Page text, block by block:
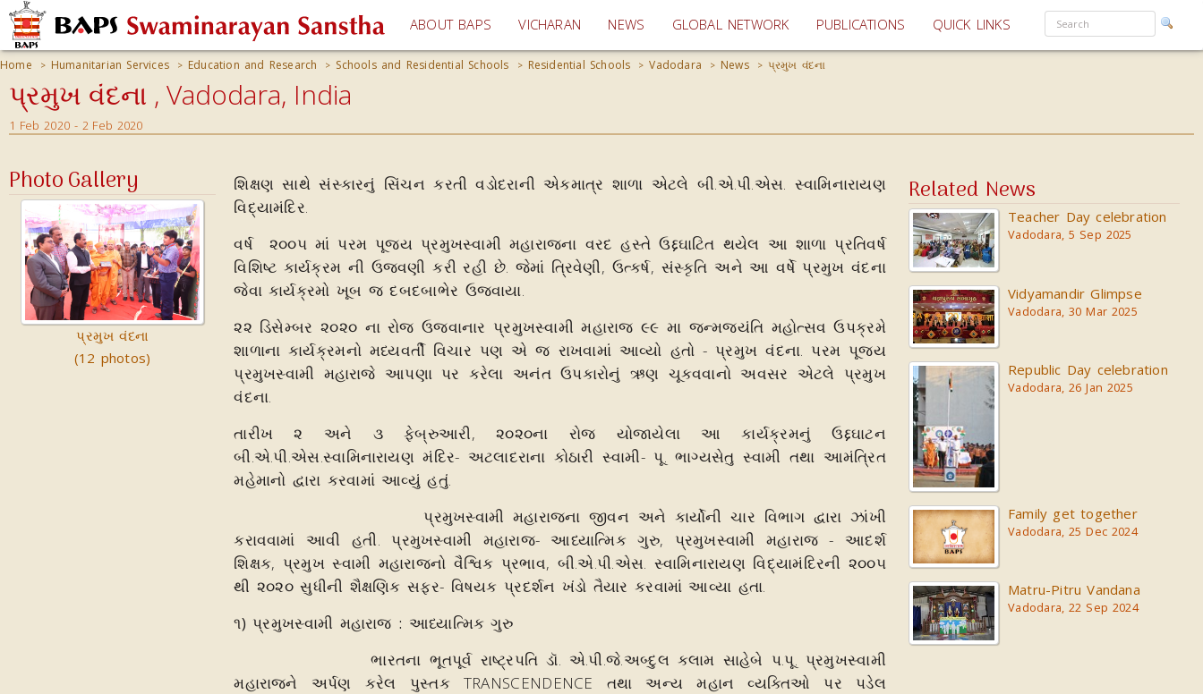
ABOUT BAPS VICHARAN (current)
NEWS GLOBAL NETWORK PUBLICATIONS QUICK LINKS
Home > Humanitarian Services > Education and Research > Schools and Residential Schools > Residential Schools > Vadodara > News > પ્રમુખ વંદના
પ્રમુખ વંદના , Vadodara, India
1 Feb 2020 - 2 Feb 2020
Photo Gallery
પ્રમુખ વંદના
(12 photos)
શિક્ષણ સાથે સંસ્કારનું સિંચન કરતી વડોદરાની એકમાત્ર શાળા એટલે બી.એ.પી.એસ. સ્વામિનારાયણ
વિદ્યામંદિર.
વર્ષ ૨૦૦૫ માં પરમ પૂજ્ય પ્રમુખસ્વામી મહારાજના વરદ હસ્તે ઉદ્દઘાટિત થયેલ આ શાળા પ્રતિવર્ષ
વિશિષ્ટ કાર્યક્રમ ની ઉજવણી કરી રહી છે. જેમાં ત્રિવેણી, ઉત્કર્ષ, સંસ્કૃતિ અને આ વર્ષે પ્રમુખ વંદના
જેવા કાર્યક્રમો ખૂબ જ દબદબાભેર ઉજવાયા.
૨૨ ડિસેમ્બર ૨૦૨૦ ના રોજ ઉજવાનાર પ્રમુખસ્વામી મહારાજ ૯૯ મા જન્મજયંતિ મહોત્સવ ઉપક્રમે
શાળાના કાર્યક્રમનો મધ્યવર્તી વિચાર પણ એ જ રાખવામાં આવ્યો હતો -પ્રમુખ વંદના. પરમ પૂજ્ય
પ્રમુખસ્વામી મહારાજે આપણા પર કરેલા અનંત ઉપકારોનું ઋણ ચૂકવવાનો અવસર એટલે પ્રમુખ
વંદના.
તારીખ ૨ અને ૩ ફેબ્રુઆરી, ૨૦૨૦ના રોજ યોજાયેલા આ કાર્યક્રમનું ઉદ્દઘાટન
બી.એ.પી.એસ.સ્વામિનારાયણ મંદિર- અટલાદરાના કોઠારી સ્વામી- પૂ. ભાગ્યસેતુ સ્વામી તથા આમંત્રિત
મહેમાનો દ્વારા કરવામાં આવ્યું હતું.
પ્રમુખસ્વામી મહારાજના જીવન અને કાર્યોની ચાર વિભાગ દ્વારા ઝાંખી
કરાવવામાં આવી હતી. પ્રમુખસ્વામી મહારાજ- આધ્યાત્મિક ગુરુ, પ્રમુખસ્વામી મહારાજ - આદર્શ
શિક્ષક, પ્રમુખ સ્વામી મહારાજનો વૈશ્વિક પ્રભાવ, બી.એ.પી.એસ. સ્વામિનારાયણ વિદ્યામંદિરની ૨૦૦૫
થી ૨૦૨૦ સુધીની શૈક્ષણિક સફર- વિષયક પ્રદર્શન ખંડો તૈયાર કરવામાં આવ્યા હતા.
૧) પ્રમુખસ્વામી મહારાજ : આધ્યાત્મિક ગુરુ
ભારતના ભૂતપૂર્વ રાષ્ટ્રપતિ ડૉ. એ.પી.જે.અબ્દુલ કલામ સાહેબે પ.પૂ. પ્રમુખસ્વામી
મહારાજને અર્પણ કરેલ પુસ્તક TRANSCENDENCE તથા અન્ય મહાન વ્યક્તિઓ પર પડેલ
Related News
Teacher Day celebration
Vadodara, 5 Sep 2025
Vidyamandir Glimpse
Vadodara, 30 Mar 2025
Republic Day celebration
Vadodara, 26 Jan 2025
Family get together
Vadodara, 25 Dec 2024
Matru-Pitru Vandana
Vadodara, 22 Sep 2024